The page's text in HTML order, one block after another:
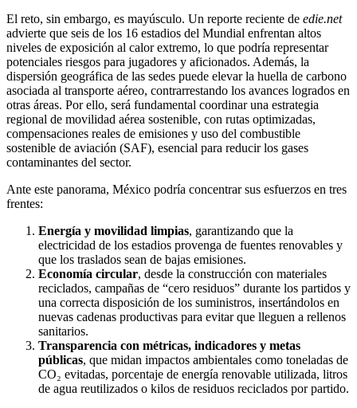
El reto, sin embargo, es mayúsculo. Un reporte reciente de edie.net
advierte que seis de los 16 estadios del Mundial enfrentan altos
niveles de exposición al calor extremo, lo que podría representar
potenciales riesgos para jugadores y aficionados. Además, la
dispersión geográfica de las sedes puede elevar la huella de carbono
asociada al transporte aéreo, contrarrestando los avances logrados en
otras áreas. Por ello, será fundamental coordinar una estrategia
regional de movilidad aérea sostenible, con rutas optimizadas,
compensaciones reales de emisiones y uso del combustible
sostenible de aviación (SAF), esencial para reducir los gases
contaminantes del sector.
Ante este panorama, México podría concentrar sus esfuerzos en tres
frentes:
Energía y movilidad limpias, garantizando que la
electricidad de los estadios provenga de fuentes renovables y
que los traslados sean de bajas emisiones.
Economía circular, desde la construcción con materiales
reciclados, campañas de “cero residuos” durante los partidos y
una correcta disposición de los suministros, insertándolos en
nuevas cadenas productivas para evitar que lleguen a rellenos
sanitarios.
Transparencia con métricas, indicadores y metas
públicas, que midan impactos ambientales como toneladas de
CO₂ evitadas, porcentaje de energía renovable utilizada, litros
de agua reutilizados o kilos de residuos reciclados por partido.